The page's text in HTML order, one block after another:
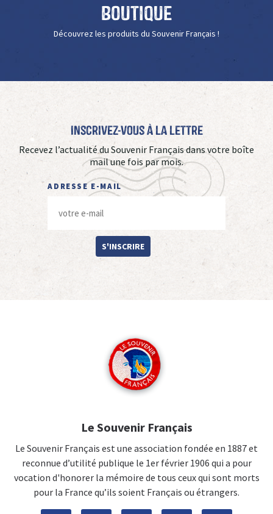
Boutique
Découvrez les produits du Souvenir Français !
Inscrivez-vous à La Lettre
Recevez l’actualité du Souvenir Français dans votre boîte
mail une fois par mois.
ADRESSE E-MAIL
S'INSCRIRE
Le Souvenir Français
Le Souvenir Français est une association fondée en 1887 et
reconnue d’utilité publique le 1er février 1906 qui a pour
vocation d'honorer la mémoire de tous ceux qui sont morts
pour la France qu’ils soient Français ou étrangers.